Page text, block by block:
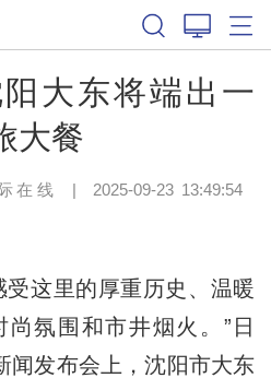
大东将端出一
大餐
在线 | 2025-09-23 13:49:54
这里的厚重历史、温暖
尚氛围和市井烟火。”日
闻发布会上，沈阳市大东